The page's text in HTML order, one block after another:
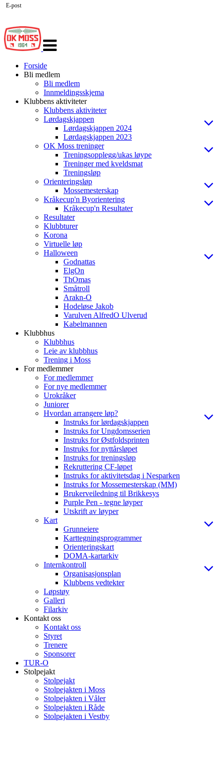
navigasjon
Forside
Bli medlem
Bli medlem
Innmeldingsskjema
Klubbens aktiviteter
Klubbens aktiviteter
Lørdagskjappen
Lørdagskjappen 2024
Lørdagskjappen 2023
OK Moss treninger
Treningsopplegg/ukas løype
Treninger med kveldsmat
Treningsløp
Orienteringsløp
Mossemesterskap
Kråkecup'n Byorientering
Kråkecup'n Resultater
Resultater
Klubbturer
Korona
Virtuelle løp
Halloween
Godnattas
ElgOn
ThOmas
Småtroll
Arakn-O
Hodeløse Jakob
Varulven AlfredO Ulverud
Kabelmannen
Klubbhus
Klubbhus
Leie av klubbhus
Trening i Moss
For medlemmer
For medlemmer
For nye medlemmer
Urokråker
Juniorer
Hvordan arrangere løp?
Instruks for lørdagskjappen
Instruks for Ungdomsserien
Instruks for Østfoldsprinten
Instruks for nyttårsløpet
Instruks for treningsløp
Rekruttering CF-løpet
Instruks for aktivitetsdag i Nesparken
Instruks for Mossemesterskap (MM)
Brukerveiledning til Brikkesys
Purple Pen - tegne løyper
Utskrift av løyper
Kart
Grunneiere
Karttegningsprogrammer
Orienteringskart
DOMA-kartarkiv
Internkontroll
Organisasjonsplan
Klubbens vedtekter
Løpstøy
Galleri
Filarkiv
Kontakt oss
Kontakt oss
Styret
Trenere
Sponsorer
TUR-O
Stolpejakt
Stolpejakt
Stolpejakten i Moss
Stolpejakten i Våler
Stolpejakten i Råde
Stolpejakten i Vestby
E-post